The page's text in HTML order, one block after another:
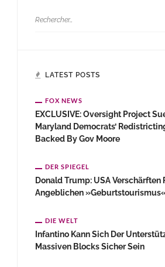
LATEST POSTS
FOX NEWS
EXCLUSIVE: Oversight Project
Maryland Democrats’
Backed By Gov Moore
DER SPIEGEL
Donald Trump: USA Verschärften
Angeblichen
DIE WELT
Infantino Kann Sich Der
Massiven Blocks Sicher Sein